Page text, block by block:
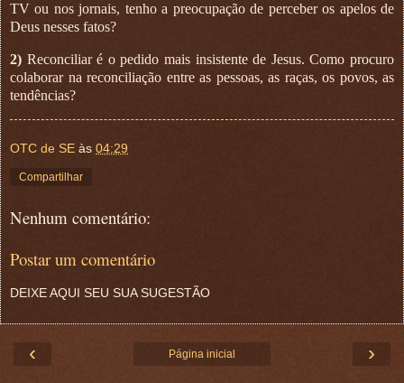
TV ou nos jornais, tenho a preocupação de perceber os apelos de
Deus nesses fatos?
2) Reconciliar é o pedido mais insistente de Jesus. Como procuro
colaborar na reconciliação entre as pessoas, as raças, os povos, as
tendências?
OTC de SE às 04:29
Compartilhar
Nenhum comentário:
Postar um comentário
DEIXE AQUI SEU SUA SUGESTÃO
‹ ›
Página inicial